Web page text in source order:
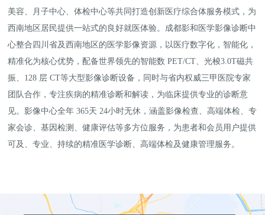
美容、月子中心、体检中心等共同打造创新医疗综合体服务模式，为
西南地区居民提供一站式的良好就医体验。成都影和医学影像诊断中
心整合四川省及西南地区的医学影像资源，以医疗数字化，智能化，
精准化为核心优势，配备世界领先的智能数 PET/CT、光梭3.0T磁共
振、128 层 CT等大型影像诊断设备，同时与省内权威三甲医院专家
团队合作，专注疾病的精准诊断和解读，为临床提供专业的诊断意
见。影像中心全年 365天 24小时无休，涵盖影像检查、高端体检、专
家会诊、基因检测、健康评估等多方位服务，为患者和会员用户提供
可及、专业、持续的精准医学诊断、高端体检及健康管理服务。